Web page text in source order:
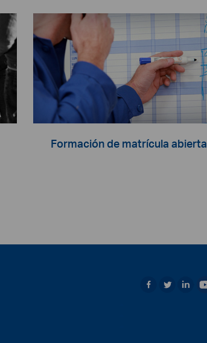
Formación de matrícula abierta